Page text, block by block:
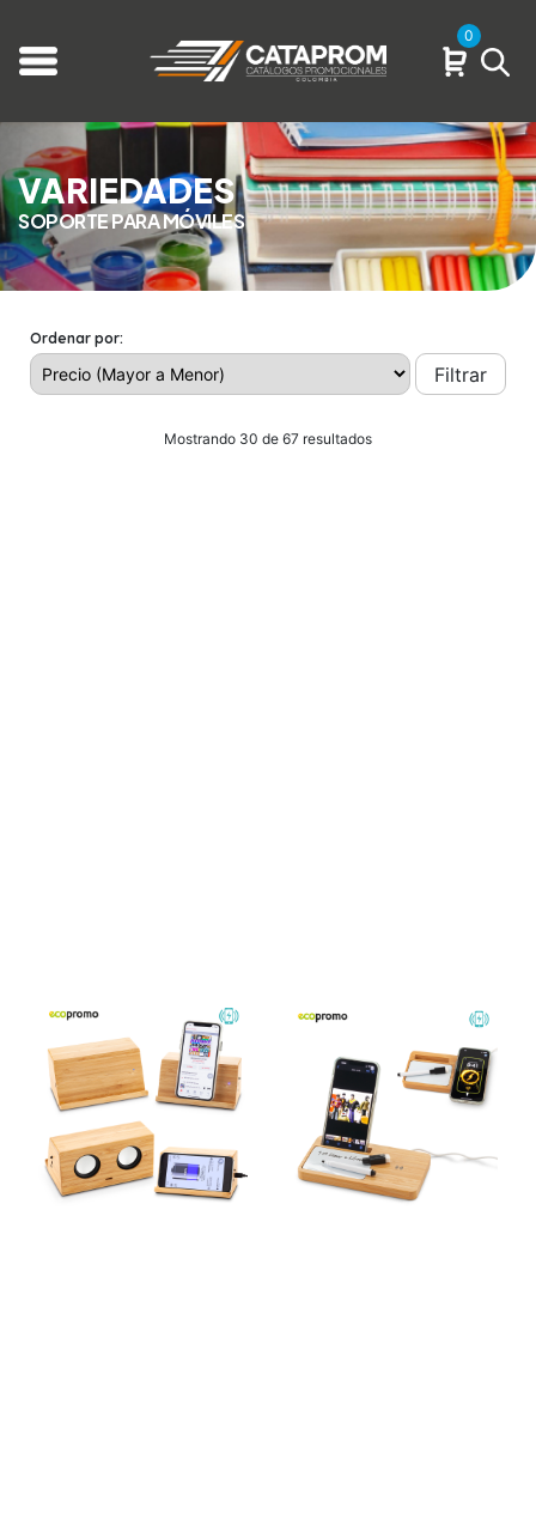
0
VARIEDADES
SOPORTE PARA MÓVILES
Ordenar por:
Filtrar
Mostrando 30 de 67 resultados